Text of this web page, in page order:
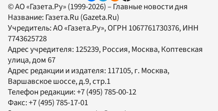
© АО «Газета.Ру» (1999-2026) – Главные новости дня
Название: Газета.Ru (Gazeta.Ru)
Учредитель:АО «Газета.Ру», ОГРН 1067761730376, ИНН
7743625728
Адрес учредителя: 125239, Россия, Москва, Коптевская
улица, дом 67
Адрес редакции и издателя: 117105, г. Москва,
Варшавское шоссе, д.9, стр.1
Телефон редакции:+7 (495) 785-00-12
Факс:+7 (495) 785-17-01